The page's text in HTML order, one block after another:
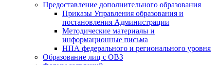
Предоставление дополнительного образования
Приказы Управления образования и
постановления Администрации
Методические материалы и
информационные письма
НПА федерального и регионального уровня
Образование лиц с ОВЗ